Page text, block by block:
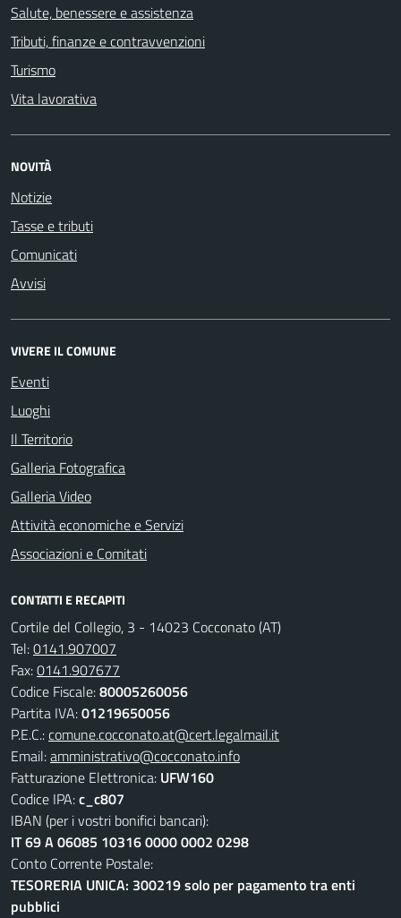
Salute, benessere e assistenza
Tributi, finanze e contravvenzioni
Turismo
Vita lavorativa
NOVITÀ
Notizie
Tasse e tributi
Comunicati
Avvisi
VIVERE IL COMUNE
Eventi
Luoghi
Il Territorio
Galleria Fotografica
Galleria Video
Attività economiche e Servizi
Associazioni e Comitati
CONTATTI E RECAPITI
Cortile del Collegio, 3 - 14023 Cocconato (AT)
Tel:0141.907007
Fax:0141.907677
Codice Fiscale:80005260056
Partita IVA:01219650056
P.E.C.:comune.cocconato.at@cert.legalmail.it
Email:amministrativo@cocconato.info
Fatturazione Elettronica: UFW160
Codice IPA:c_c807
IBAN (per i vostri bonifici bancari):
IT 69 A 06085 10316 0000 0002 0298
Conto Corrente Postale:
TESORERIA UNICA: 300219 solo per pagamento tra enti
pubblici